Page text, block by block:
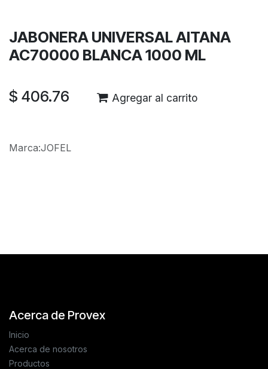
JABONERA UNIVERSAL AITANA
AC70000 BLANCA 1000 ML
$ 406.76 Agregar al carrito
Marca:JOFEL
Acerca de Provex
Inicio
Acerca de nosotros
Productos